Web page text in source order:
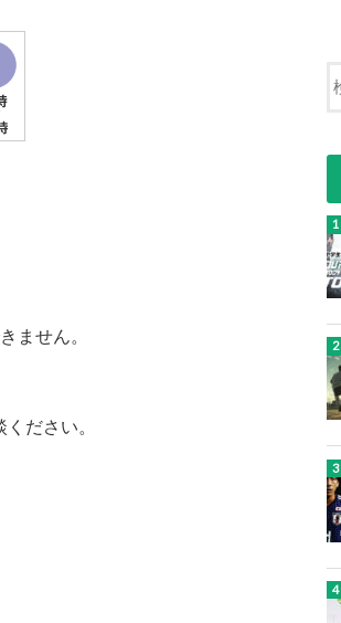
ません。
ださい。